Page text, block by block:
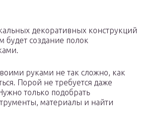
декоративных конструкций
создание полок
руками не так сложно, как
Порой не требуется даже
только подобрать
материалы и найти